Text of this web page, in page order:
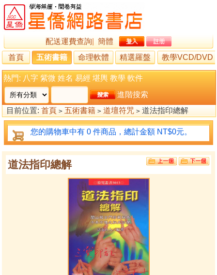
配送運費查詢
簡體
首頁
五術書籍 命理軟體 精選羅盤 教學VCD/DVD
熱門: 八字 紫微 姓名 易經 堪輿 教學 軟件
進階搜索
目前位置: 首頁 > 五術書籍 > 道壇符咒 > 道法指印總解
您的購物車中有 0 件商品，總計金額 NT$0元。
道法指印總解